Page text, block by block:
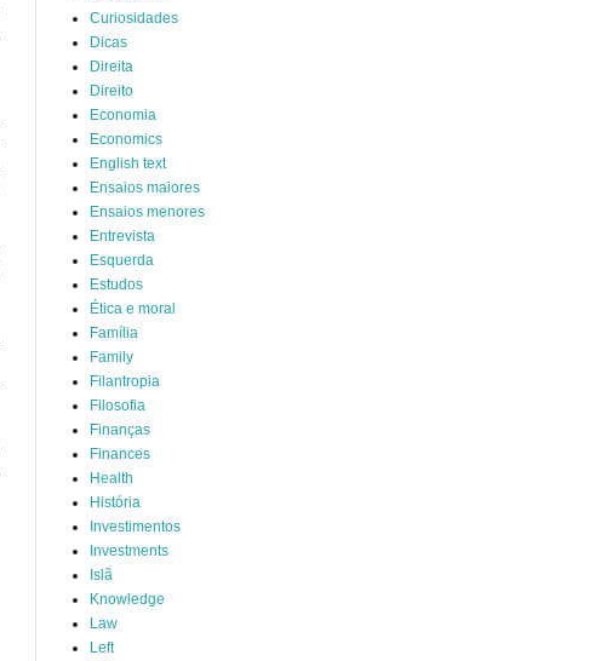
Curiosidades
Dicas
Direita
Direito
Economia
Economics
English text
Ensaios maiores
Ensaios menores
Entrevista
Esquerda
Estudos
Ética e moral
Família
Family
Filantropia
Filosofia
Finanças
Finances
Health
História
Investimentos
Investments
Islã
Knowledge
Law
Left